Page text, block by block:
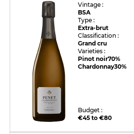
Vintage :
BSA
Type :
Extra-brut
Classification :
Grand cru
Varieties :
Pinot noir70%
Chardonnay30%
Budget :
€45 to €80